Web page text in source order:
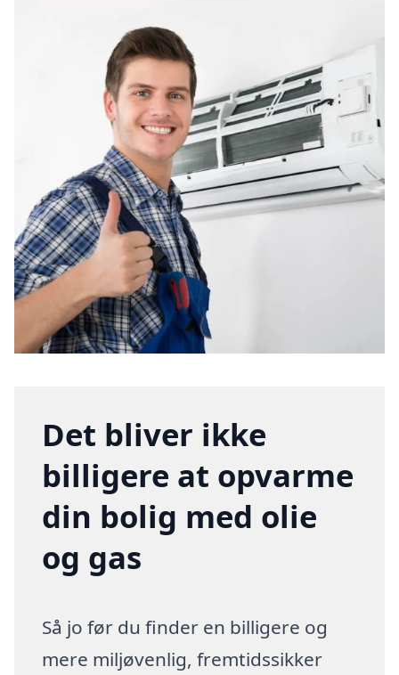
Det bliver ikke
billigere at opvarme
din bolig med olie
og gas
Så jo før du finder en billigere og
mere miljøvenlig, fremtidssikker